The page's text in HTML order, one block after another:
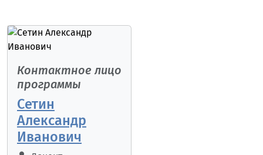
Контактное лицо
программы
Сетин
Александр
Иванович